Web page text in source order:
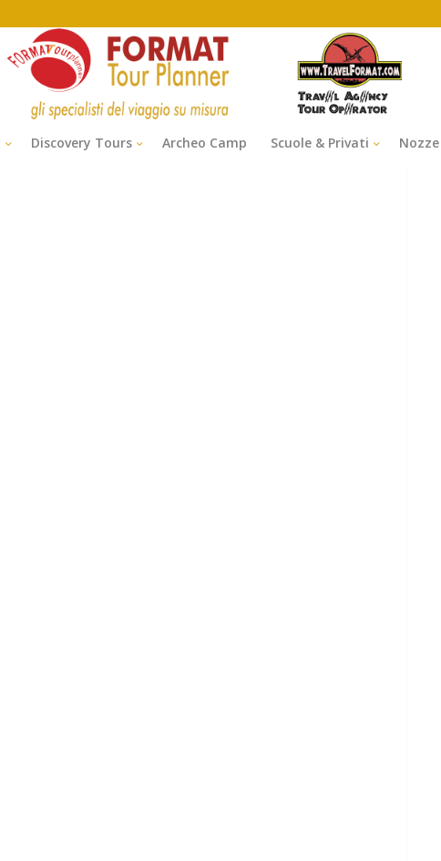
Discovery Tours Archeo Camp Scuole & Privati Nozze